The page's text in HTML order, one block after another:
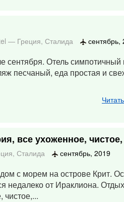
— Греция, Сталида сентябрь,
сентября. Отель
песчаный, еда простая и
все ухоженное,
, Сталида сентябрь, 2019
с морем на острове Крит.
недалеко от Ираклиона.
чистое,...